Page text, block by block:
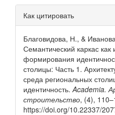
Информация
о статье
Как цитировать
Благовидова, Н., &
Семантический каркас как
формирования
столицы: Часть 1.
среда региональных
идентичность. Academia.
строительство, (4),
https://doi.org/10.22337/